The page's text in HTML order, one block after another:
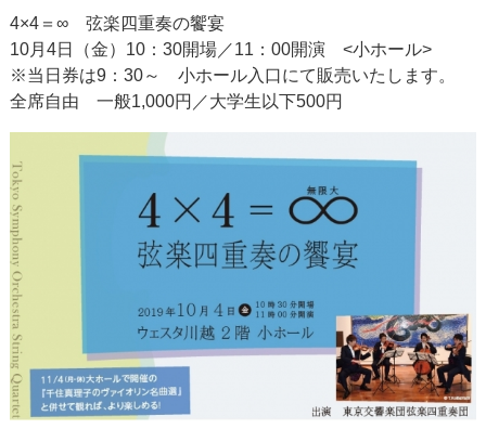
4×4＝∞ 弦楽四重奏の饗宴
10月4日（金）10：30開場／11：00開演 <小ホール>
※当日券は9：30～ 小ホール入口にて販売いたします。
全席自由 一般1,000円／大学生以下500円